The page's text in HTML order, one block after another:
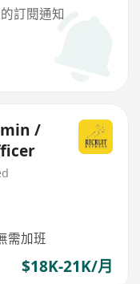
訂閱通知
/
需加班
$18K-21K/月